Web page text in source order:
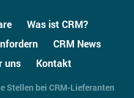
Was ist CRM?
CRM News
uns Kontakt
Stellen bei CRM-Lieferanten